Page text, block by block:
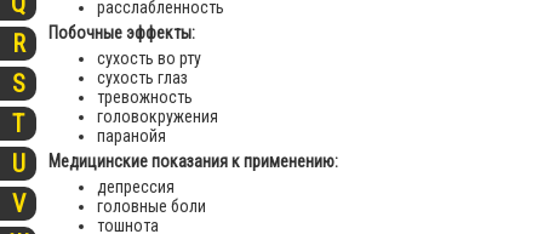
R
S
T
U
V
расслабленность
Побочные эффекты:
сухость во рту
сухость глаз
тревожность
головокружения
паранойя
Медицинские показания к применению:
депрессия
головные боли
тошнота